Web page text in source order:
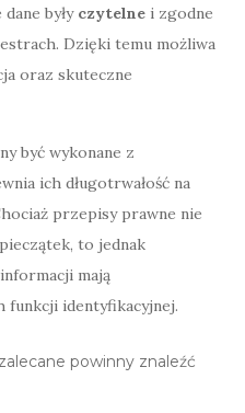
były czytelne i zgodne
Dzięki temu możliwa
oraz skuteczne
być wykonane z
ich długotrwałość na
przepisy prawne nie
to jednak
mają
funkcji identyfikacyjnej.
powinny znaleźć